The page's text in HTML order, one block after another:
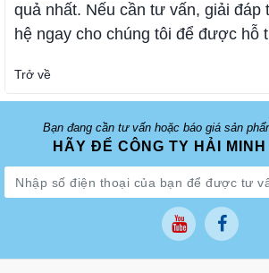
quả nhất. Nếu cần tư vấn, giải đáp
hệ ngay cho chúng tôi để được hỗ
Trở về
Bạn đang cần tư vấn hoặc báo giá sản
HÃY ĐỂ CÔNG TY HẢI MINH